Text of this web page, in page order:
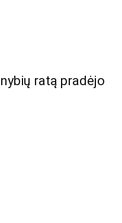
ratą pradėjo